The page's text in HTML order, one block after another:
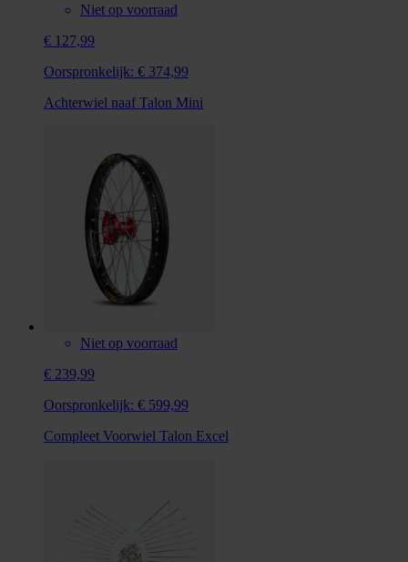
Niet op voorraad
€ 127,99
Oorspronkelijk: € 374,99
Achterwiel naaf Talon Mini
Niet op voorraad
€ 239,99
Oorspronkelijk: € 599,99
Compleet Voorwiel Talon Excel